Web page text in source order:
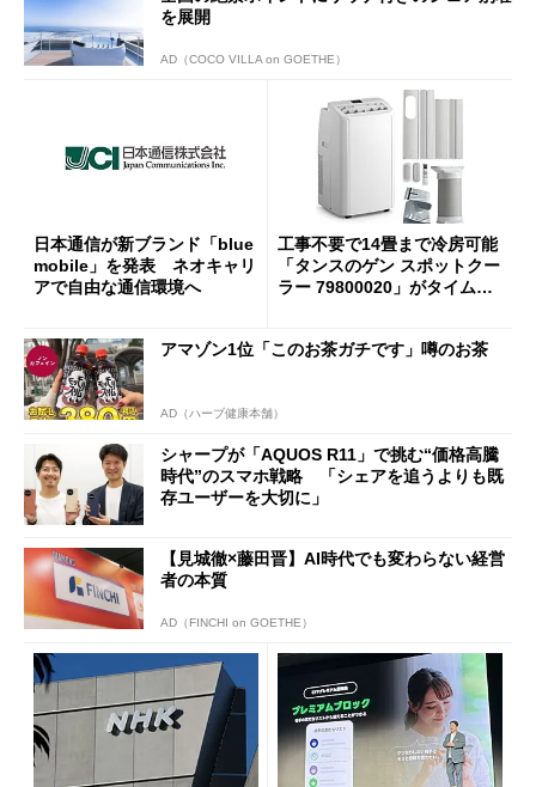
を展開
AD（COCO VILLA on GOETHE）
日本通信が新ブランド「blue
mobile」を発表 ネオキャリ
アで自由な通信環境へ
工事不要で14畳まで冷房可能
「タンスのゲン スポットクー
ラー 79800020」がタイムセ
アマゾン1位「このお茶ガチです」噂のお茶
AD（ハーブ健康本舗）
シャープが「AQUOS R11」で挑む“価格高騰
時代”のスマホ戦略 「シェアを追うよりも既
存ユーザーを大切に」
【見城徹×藤田晋】AI時代でも変わらない経営
者の本質
AD（FINCHI on GOETHE）